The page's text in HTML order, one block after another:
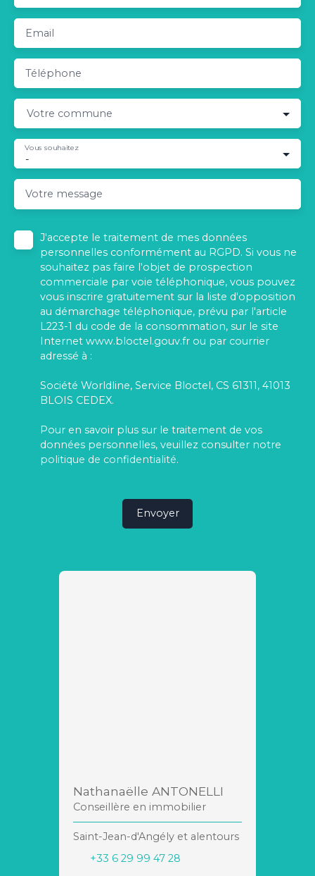
Email
Téléphone
Votre commune
-
Vous souhaitez
Votre message
J'accepte le traitement de mes données
personnelles conformément au RGPD. Si vous ne
souhaitez pas faire l'objet de prospection
commerciale par voie téléphonique, vous pouvez
vous inscrire gratuitement sur la liste d'opposition
au démarchage téléphonique, prévu par l'article
L223-1 du code de la consommation, sur le site
Internet www.bloctel.gouv.fr ou par courrier
adressé à :
Société Worldline, Service Bloctel, CS 61311, 41013
BLOIS CEDEX.
Pour en savoir plus sur le traitement de vos
données personnelles, veuillez consulter notre
politique de confidentialité.
Envoyer
Nathanaëlle ANTONELLI
Conseillère en immobilier
Saint-Jean-d'Angély et alentours
+33 6 29 99 47 28